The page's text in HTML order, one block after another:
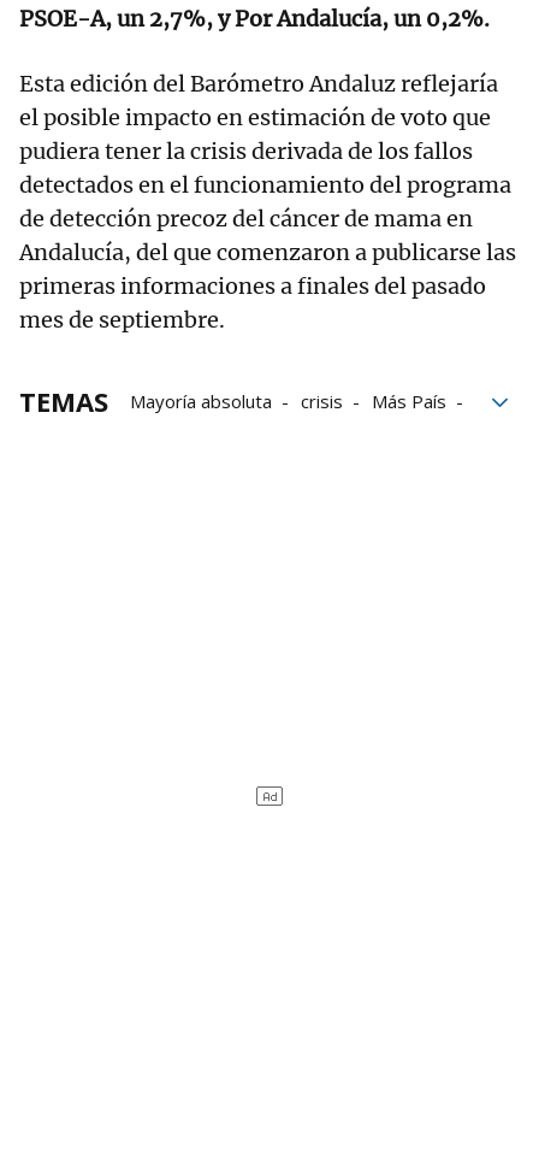
PSOE-A, un 2,7%, y Por Andalucía, un 0,2%.
Esta edición del Barómetro Andaluz reflejaría
el posible impacto en estimación de voto que
pudiera tener la crisis derivada de los fallos
detectados en el funcionamiento del programa
de detección precoz del cáncer de mama en
Andalucía, del que comenzaron a publicarse las
primeras informaciones a finales del pasado
mes de septiembre.
TEMAS Mayoría absoluta crisis
Más País